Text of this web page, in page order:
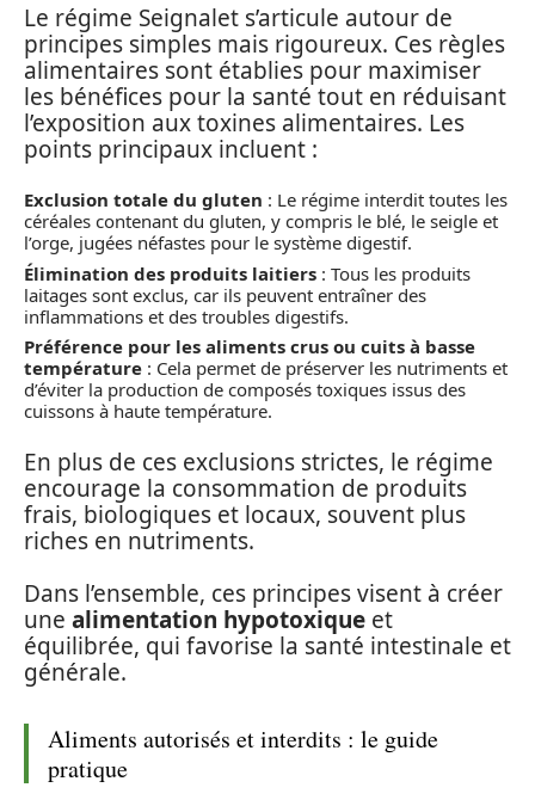
Le régime Seignalet s’articule autour de
principes simples mais rigoureux. Ces règles
alimentaires sont établies pour maximiser
les bénéfices pour la santé tout en réduisant
l’exposition aux toxines alimentaires. Les
points principaux incluent :
Exclusion totale du gluten : Le régime interdit toutes les
céréales contenant du gluten, y compris le blé, le seigle et
l’orge, jugées néfastes pour le système digestif.
Élimination des produits laitiers : Tous les produits
laitages sont exclus, car ils peuvent entraîner des
inflammations et des troubles digestifs.
Préférence pour les aliments crus ou cuits à basse
température : Cela permet de préserver les nutriments et
d’éviter la production de composés toxiques issus des
cuissons à haute température.
En plus de ces exclusions strictes, le régime
encourage la consommation de produits
frais, biologiques et locaux, souvent plus
riches en nutriments.
Dans l’ensemble, ces principes visent à créer
une alimentation hypotoxique et
équilibrée, qui favorise la santé intestinale et
générale.
Aliments autorisés et interdits : le guide
pratique